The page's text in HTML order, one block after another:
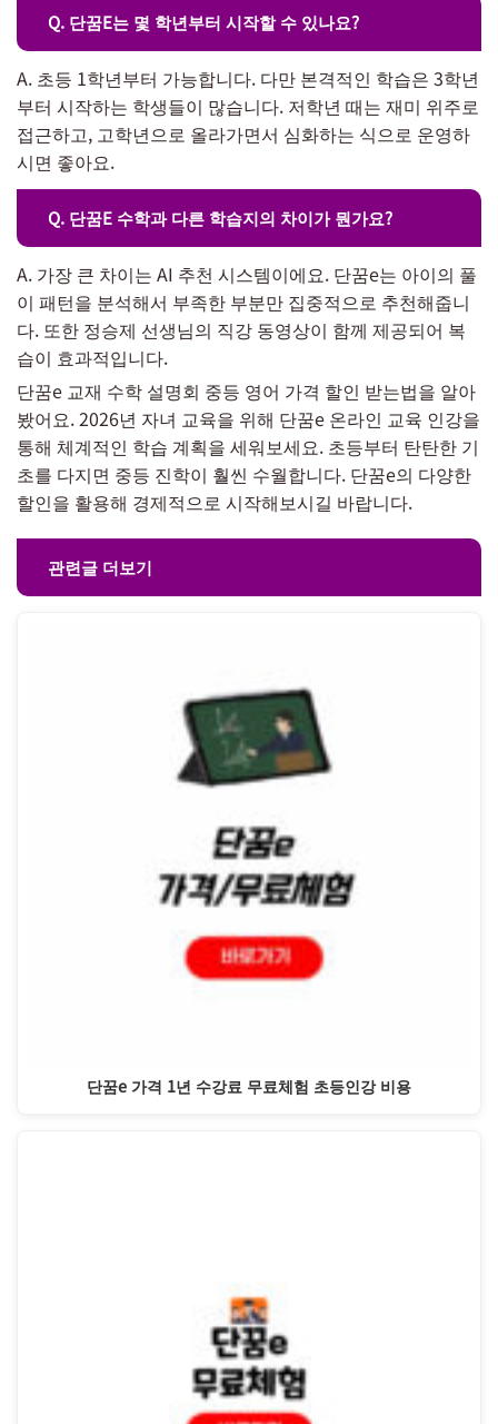
Q. 단꿈E는 몇 학년부터 시작할 수 있나요?
A. 초등 1학년부터 가능합니다. 다만 본격적인 학습은 3학년
부터 시작하는 학생들이 많습니다. 저학년 때는 재미 위주로
접근하고, 고학년으로 올라가면서 심화하는 식으로 운영하
시면 좋아요.
Q. 단꿈E 수학과 다른 학습지의 차이가 뭔가요?
A. 가장 큰 차이는 AI 추천 시스템이에요. 단꿈e는 아이의 풀
이 패턴을 분석해서 부족한 부분만 집중적으로 추천해줍니
다. 또한 정승제 선생님의 직강 동영상이 함께 제공되어 복
습이 효과적입니다.
단꿈e 교재 수학 설명회 중등 영어 가격 할인 받는법을 알아
봤어요. 2026년 자녀 교육을 위해 단꿈e 온라인 교육 인강을
통해 체계적인 학습 계획을 세워보세요. 초등부터 탄탄한 기
초를 다지면 중등 진학이 훨씬 수월합니다. 단꿈e의 다양한
할인을 활용해 경제적으로 시작해보시길 바랍니다.
관련글 더보기
단꿈e 가격 1년 수강료 무료체험 초등인강 비용